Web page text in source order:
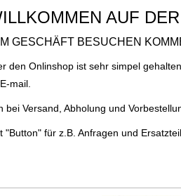
AUF
GESCHÄFT BESUCHEN
den Onlinshop ist sehr simpel
mail.
bei Versand, Abholung und
"Button" für z.B. Anfragen und